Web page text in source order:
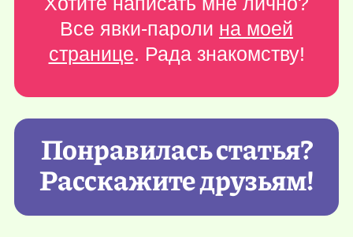
Все явки-пароли на моей
странице. Рада знакомству!
Понравилась статья?
Расскажите друзьям!